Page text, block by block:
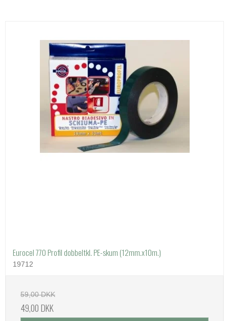
Eurocel 770 Profil dobbeltkl. PE-skum (12mm.x10m.)
19712
59,00 DKK
49,00 DKK